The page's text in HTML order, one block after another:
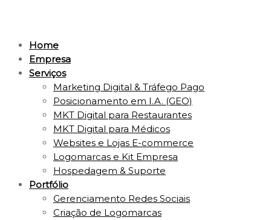
Home
Empresa
Serviços
Marketing Digital & Tráfego Pago
Posicionamento em I.A. (GEO)
MKT Digital para Restaurantes
MKT Digital para Médicos
Websites e Lojas E-commerce
Logomarcas e Kit Empresa
Hospedagem & Suporte
Portfólio
Gerenciamento Redes Sociais
Criação de Logomarcas